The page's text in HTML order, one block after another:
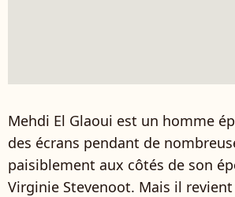
Mehdi El Glaoui est un homme
des écrans pendant de
paisiblement aux côtés de son
Virginie Stevenoot. Mais il